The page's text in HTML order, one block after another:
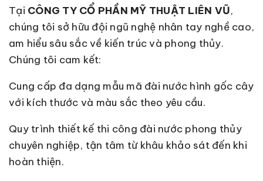
Tại CÔNG TY CỔ PHẦN MỸ THUẬT LIÊN VŨ,
chúng tôi sở hữu đội ngũ nghệ nhân tay nghề cao,
am hiểu sâu sắc về kiến trúc và phong thủy.
Chúng tôi cam kết:
Cung cấp đa dạng mẫu mã đài nước hình gốc cây
với kích thước và màu sắc theo yêu cầu.
Quy trình thiết kế thi công đài nước phong thủy
chuyên nghiệp, tận tâm từ khâu khảo sát đến khi
hoàn thiện.